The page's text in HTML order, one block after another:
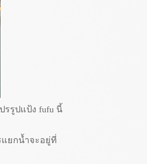
รรูปแป้ง fufu นี้
ยกน้ำจะอยู่ที่